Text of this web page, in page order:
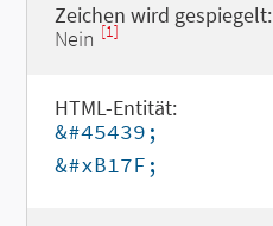
Zeichen wird gespiegelt:
Nein [1]
HTML-Entität:
&#45439;
&#xB17F;